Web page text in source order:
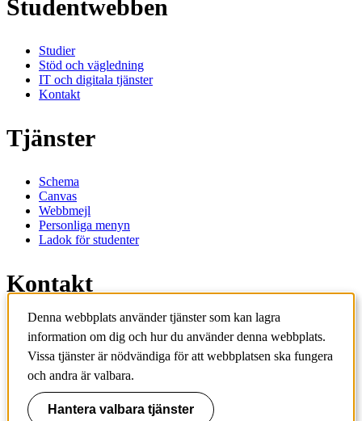
Studentwebben
Studier
Stöd och vägledning
IT och digitala tjänster
Kontakt
Tjänster
Schema
Canvas
Webbmejl
Personliga menyn
Ladok för studenter
Kontakt
Kontakta utbildningsprogram
Kontakta kurs
IT-support
KTH Entré
KTH
Denna webbplats använder tjänster som kan lagra
information om dig och hur du använder denna webbplats.
Vissa tjänster är nödvändiga för att webbplatsen ska fungera
och andra är valbara.
Hantera valbara tjänster